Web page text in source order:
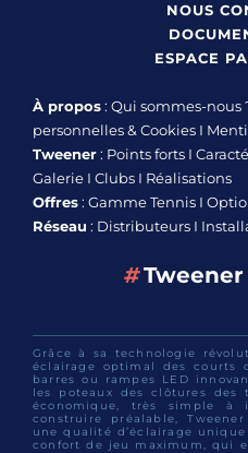
NOUS
ESPACE
À propos: Qui sommes-nous
personnelles & Cookies I
Tweener: Points forts I
Galerie I Clubs I Réalisations
Offres: Gamme Tennis I
Réseau : Distributeurs I
#Tweener
Grâce à sa technologie
éclairage optimal des courts
barres ou rampes LED
les poteaux des clôtures des
économique, très simple
construire préalable,
une qualité d’éclairage
confort de jeu maximum, qui